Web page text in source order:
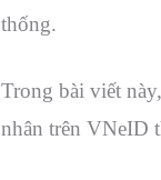
thống.
Trong bài viết này,
nhân trên VNeID